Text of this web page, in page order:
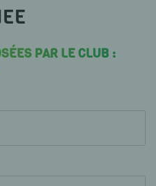
PAR LE CLUB :